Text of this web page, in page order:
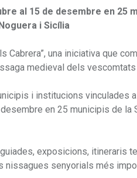
al 15 de desembre en 25
i Sicília
una iniciativa que
medieval dels vescomtats
i institucions vinculades
en 25 municipis de la
guiades, exposicions, itineraris
nissagues senyorials més